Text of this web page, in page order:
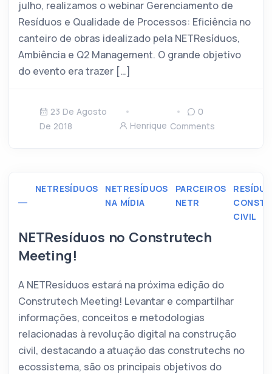
julho, realizamos o webinar Gerenciamento de
Resíduos e Qualidade de Processos: Eficiência no
canteiro de obras idealizado pela NETResíduos,
Ambiência e Q2 Management. O grande objetivo
do evento era trazer […]
23 De Agosto
De 2018
Henrique
0
Comments
NETRESÍDUOS
NETRESÍDUOS
NA MÍDIA
PARCEIROS
NETR
CIVIL
NETResíduos no Construtech
Meeting!
A NETResíduos estará na próxima edição do
Construtech Meeting! Levantar e compartilhar
informações, conceitos e metodologias
relacionadas à revolução digital na construção
civil, destacando a atuação das construtechs no
ecossistema, são os principais objetivos do